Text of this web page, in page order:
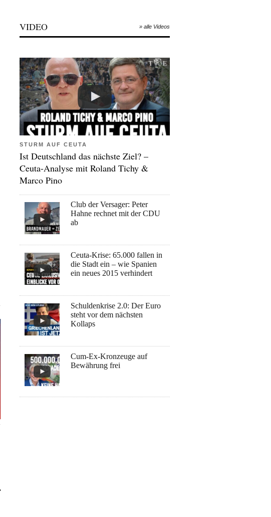
VIDEO » alle Videos
STURM AUF CEUTA
Ist Deutschland das nächste Ziel? –
Ceuta-Analyse mit Roland Tichy &
Marco Pino
Club der Versager: Peter
Hahne rechnet mit der CDU
ab
Ceuta-Krise: 65.000 fallen in
die Stadt ein – wie Spanien
ein neues 2015 verhindert
Schuldenkrise 2.0: Der Euro
steht vor dem nächsten
Kollaps
Cum-Ex-Kronzeuge auf
Bewährung frei